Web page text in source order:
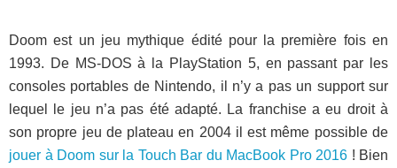
Doom est un jeu mythique édité pour la première fois en
1993. De MS-DOS à la PlayStation 5, en passant par les
consoles portables de Nintendo, il n’y a pas un support sur
lequel le jeu n’a pas été adapté. La franchise a eu droit à
son propre jeu de plateau en 2004 il est même possible de
jouer à Doom sur la Touch Bar du MacBook Pro 2016 ! Bien